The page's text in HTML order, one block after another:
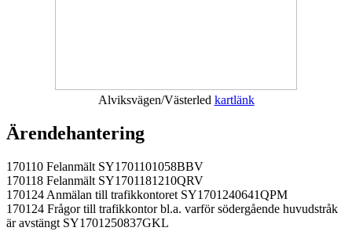
Alviksvägen/Västerled kartlänk
Ärendehantering
170110 Felanmält SY1701101058BBV
170118 Felanmält SY1701181210QRV
170124 Anmälan till trafikkontoret SY1701240641QPM
170124 Frågor till trafikkontor bl.a. varför södergående huvudstråk
är avstängt SY1701250837GKL